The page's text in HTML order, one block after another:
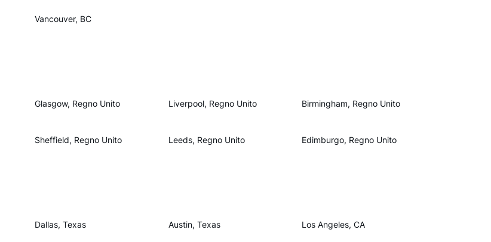
Vancouver, BC
Glasgow, Regno Unito Liverpool, Regno Unito Birmingham, Regno Unito
Sheffield, Regno Unito Leeds, Regno Unito Edimburgo, Regno Unito
Dallas, Texas Austin, Texas Los Angeles, CA